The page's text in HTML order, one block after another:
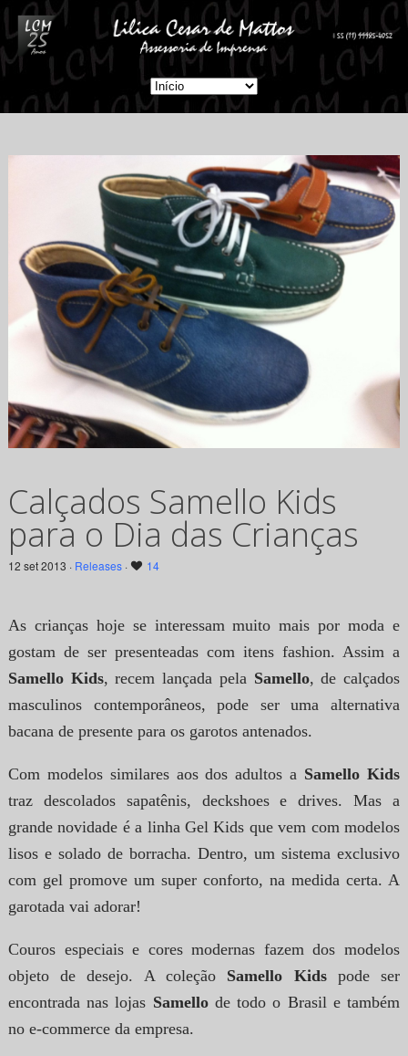
Calçados Samello Kids
para o Dia das Crianças
12 set 2013 · Releases· 14
As crianças hoje se interessam muito mais por moda e
gostam de ser presenteadas com itens fashion. Assim a
Samello Kids, recem lançada pela Samello, de calçados
masculinos contemporâneos, pode ser uma alternativa
bacana de presente para os garotos antenados.
Com modelos similares aos dos adultos a Samello Kids
traz descolados sapatênis, deckshoes e drives. Mas a
grande novidade é a linha Gel Kids que vem com modelos
lisos e solado de borracha. Dentro, um sistema exclusivo
com gel promove um super conforto, na medida certa. A
garotada vai adorar!
Couros especiais e cores modernas fazem dos modelos
objeto de desejo. A coleção Samello Kidspode ser
encontrada nas lojas Samellode todo o Brasil e também
no e-commerce da empresa.